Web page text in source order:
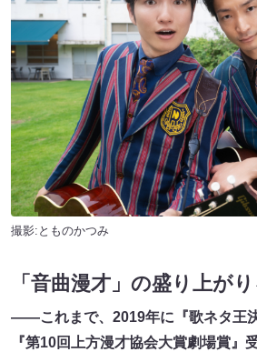
撮影:とものかつみ
「音曲漫才」の盛り上が
――これまで、2019年に『歌ネタ王
『第10回上方漫才協会大賞劇場賞』